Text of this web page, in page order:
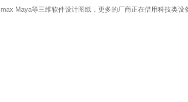
Maya等三维软件设计图纸，更多的厂商正在借用科技类设